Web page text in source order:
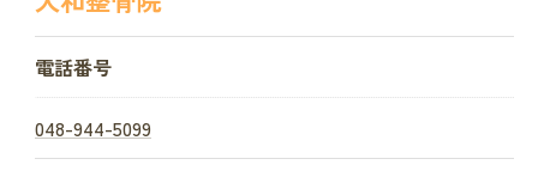
電話番号
048-944-5099